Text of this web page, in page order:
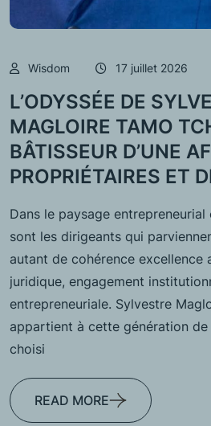
Wisdom 17 juillet 2026
L’ODYSSÉE DE
MAGLOIRE TAMO
BÂTISSEUR D’UNE
PROPRIÉTAIRES ET
Dans le paysage entrepreneurial
sont les dirigeants qui
autant de cohérence excellence
juridique, engagement
entrepreneuriale. Sylvestre
appartient à cette génération
choisi
READ MORE